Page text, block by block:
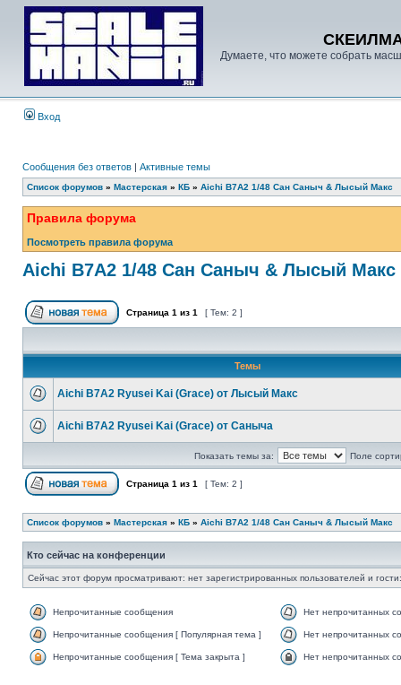
Думаете, что можете собрать
Вход
Сообщения без ответов | Активные темы
Список форумов » Мастерская » КБ » Aichi B7A2 1/48 Сан Саныч & Лысый Макс
Правила форума
Посмотреть правила форума
Aichi B7A2 1/48 Сан Саныч & Лысый Макс
Страница 1 из 1 [ Тем: 2 ]
Темы
Aichi B7A2 Ryusei Kai (Grace) от Лысый Макс
Aichi B7A2 Ryusei Kai (Grace) от Саныча
Показать темы за: Поле
Страница 1 из 1 [ Тем: 2 ]
Список форумов » Мастерская » КБ » Aichi B7A2 1/48 Сан Саныч & Лысый Макс
Кто сейчас на конференции
Сейчас этот форум просматривают: нет зарегистрированных пользователей и
Непрочитанные сообщения Нет непрочитанных
Непрочитанные сообщения [ Популярная тема ] Нет непрочитанных
Непрочитанные сообщения [ Тема закрыта ] Нет непрочитанных